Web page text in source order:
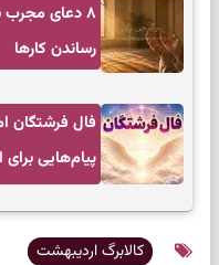
۸ دعای
رساندن کار‌ها
پیام‌هایی
کالابرگ اردیبهشت